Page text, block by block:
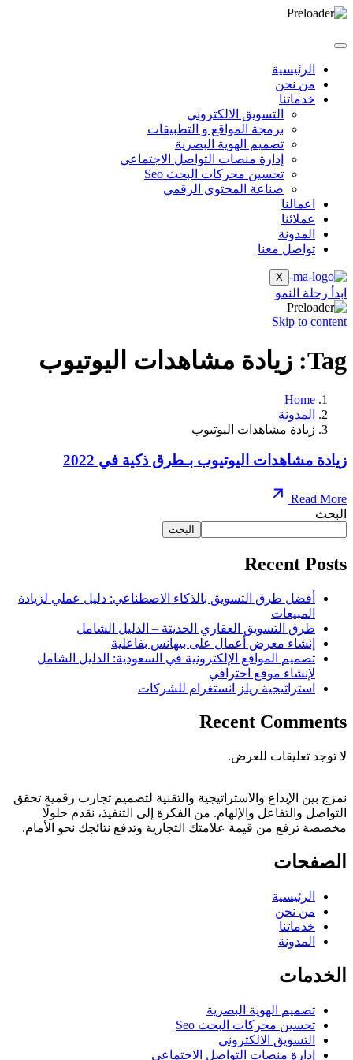
الرئيسية
من نحن
خدماتنا
التسويق الالكتروني
برمجة المواقع و التطبيقات
تصميم الهوية البصرية
إدارة منصات التواصل الاجتماعي
تحسين محركات البحث Seo
صناعة المحتوى الرقمي
اعمالنا
عملائنا
المدونة
تواصل معنا
X
ابدأ رحلة النمو
Skip to content
Tag: زيادة مشاهدات اليوتيوب
Home
المدونة
زيادة مشاهدات اليوتيوب
زيادة مشاهدات اليوتيوب بـطرق ذكية في 2022
Read More
البحث
البحث
Recent Posts
أفضل طرق التسويق بالذكاء الاصطناعي: دليل عملي لزيادة
المبيعات
طرق التسويق العقاري الحديثة – الدليل الشامل
إنشاء معرض أعمال على بيهانس بفاعلية
تصميم المواقع الإلكترونية في السعودية: الدليل الشامل
لإنشاء موقع احترافي
استراتيجية ريلز انستغرام للشركات
Recent Comments
لا توجد تعليقات للعرض.
نمزج بين الإبداع والاستراتيجية والتقنية لتصميم تجارب رقمية تحقق
التواصل والتفاعل والإلهام. من الفكرة إلى التنفيذ، نقدم حلولًا
مخصصة ترفع من قيمة علامتك التجارية وتدفع نتائجك نحو الأمام.
الصفحات
الرئيسية
من نحن
خدماتنا
المدونة
الخدمات
تصميم الهوية البصرية
تحسين محركات البحث Seo
التسويق الالكتروني
إدارة منصات التواصل الاجتماعي